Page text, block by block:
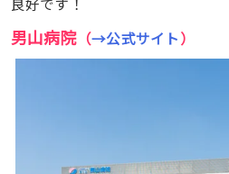
男山病院（→公式サイト）